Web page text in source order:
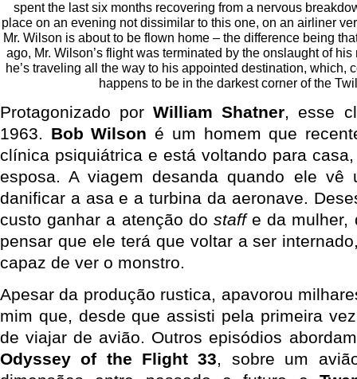
spent the last six months recovering from a nervous
place on an evening not dissimilar to this one, on an airliner
Mr. Wilson is about to be flown home – the difference being
ago, Mr. Wilson’s flight was terminated by the onslaught of
he’s traveling all the way to his appointed destination, which,
happens to be in the darkest corner of the
Protagonizado porWilliam Shatner, esse
1963. Bob Wilson é um homem que
clínica psiquiátrica e está voltando para
esposa. A viagem desanda quando ele vê
danificar a asa e a turbina da aeronave.
custo ganhar a atenção do staffe da mulher,
pensar que ele terá que voltar a ser
capaz de ver o monstro.
Apesar da produção rustica, apavorou
mim que, desde que assisti pela primeira
de viajar de avião. Outros episódios
Odyssey of the Flight 33, sobre um